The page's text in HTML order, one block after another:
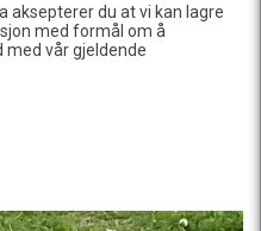
aksepterer du at vi kan lagre
med formål om å
vår gjeldende